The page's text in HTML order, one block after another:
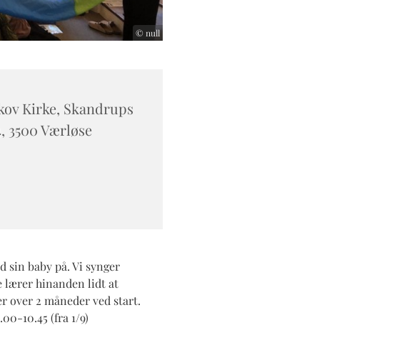
© null
Kirke, Skandrups
3500 Værløse
sin baby på. Vi synger
lærer hinanden lidt at
over 2 måneder ved start.
10.45 (fra 1/9)